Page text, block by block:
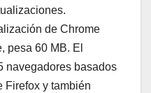
de Chrome
pesa 60 MB. El
navegadores basados
Firefox y también